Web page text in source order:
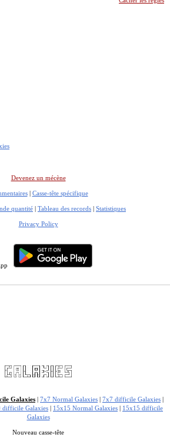
Devenez un mécène
| Casse-tête spécifique
quantité | Tableau des records | Statistiques
Privacy Policy
Galaxies | 7x7 Normal Galaxies | 7x7 difficile Galaxies |
difficile Galaxies | 15x15 Normal Galaxies | 15x15 difficile
Galaxies
Nouveau casse-tête